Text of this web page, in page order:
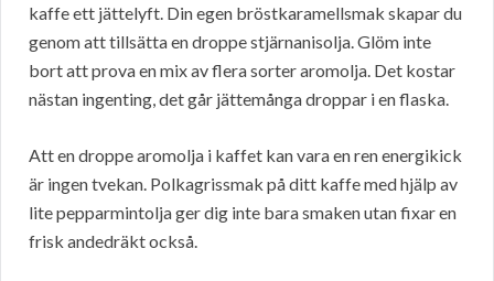
kaffe ett jättelyft. Din egen bröstkaramellsmak skapar du
genom att tillsätta en droppe stjärnanisolja. Glöm inte
bort att prova en mix av flera sorter aromolja. Det kostar
nästan ingenting, det går jättemånga droppar i en flaska.
Att en droppe aromolja i kaffet kan vara en ren energikick
är ingen tvekan. Polkagrissmak på ditt kaffe med hjälp av
lite pepparmintolja ger dig inte bara smaken utan fixar en
frisk andedräkt också.